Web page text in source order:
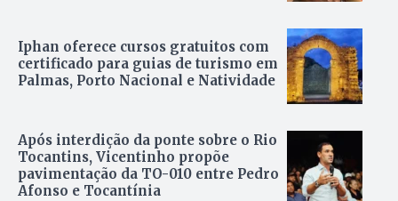
Iphan oferece cursos gratuitos com
certificado para guias de turismo em
Palmas, Porto Nacional e Natividade
Após interdição da ponte sobre o Rio
Tocantins, Vicentinho propõe
pavimentação da TO-010 entre Pedro
Afonso e Tocantínia